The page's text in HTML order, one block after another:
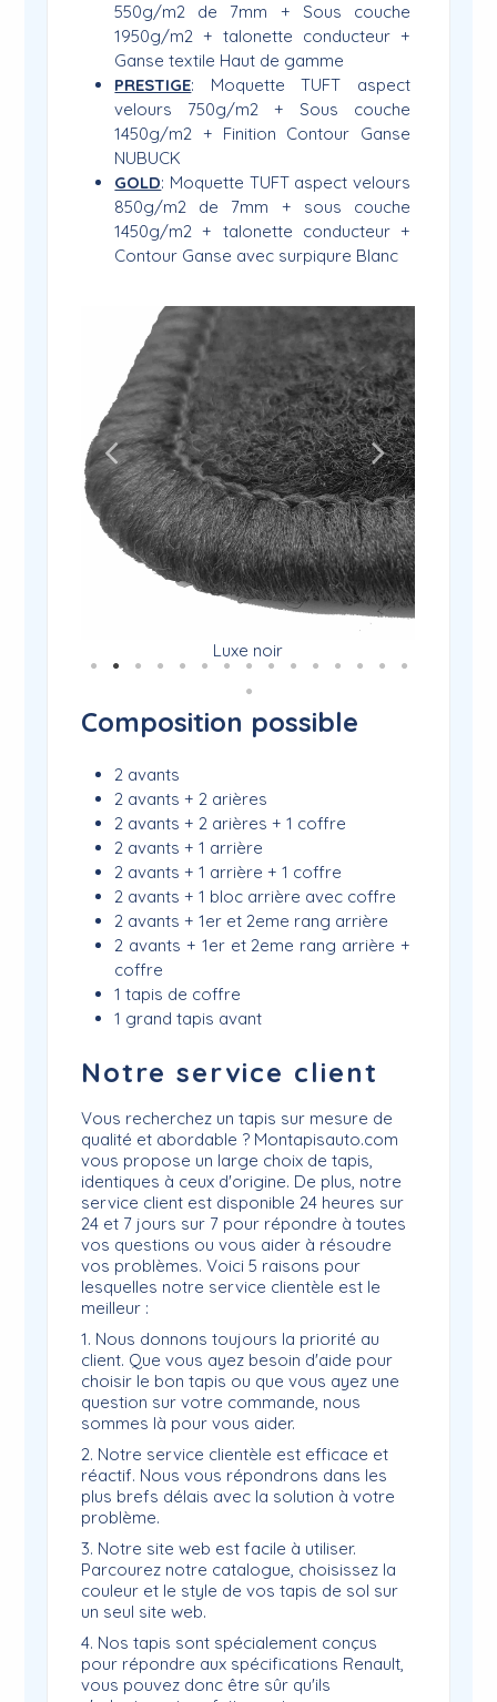
550g/m2 de 7mm + Sous couche
1950g/m2 + talonette conducteur +
Ganse textile Haut de gamme
PRESTIGE: Moquette TUFT aspect
velours 750g/m2 + Sous couche
1450g/m2 + Finition Contour Ganse
NUBUCK
GOLD: Moquette TUFT aspect velours
850g/m2 de 7mm + sous couche
1450g/m2 + talonette conducteur +
Contour Ganse avec surpiqure Blanc
Luxe noir
Composition possible
2 avants
2 avants + 2 arières
2 avants + 2 arières + 1 coffre
2 avants + 1 arrière
2 avants + 1 arrière + 1 coffre
2 avants + 1 bloc arrière avec coffre
2 avants + 1er et 2eme rang arrière
2 avants + 1er et 2eme rang arrière +
coffre
1 tapis de coffre
1 grand tapis avant
Notre service client
Vous recherchez un tapis sur mesure de
qualité et abordable ? Montapisauto.com
vous propose un large choix de tapis,
identiques à ceux d'origine. De plus, notre
service client est disponible 24 heures sur
24 et 7 jours sur 7 pour répondre à toutes
vos questions ou vous aider à résoudre
vos problèmes. Voici 5 raisons pour
lesquelles notre service clientèle est le
meilleur :
1. Nous donnons toujours la priorité au
client. Que vous ayez besoin d'aide pour
choisir le bon tapis ou que vous ayez une
question sur votre commande, nous
sommes là pour vous aider.
2. Notre service clientèle est efficace et
réactif. Nous vous répondrons dans les
plus brefs délais avec la solution à votre
problème.
3. Notre site web est facile à utiliser.
Parcourez notre catalogue, choisissez la
couleur et le style de vos tapis de sol sur
un seul site web.
4. Nos tapis sont spécialement conçus
pour répondre aux spécifications Renault,
vous pouvez donc être sûr qu'ils